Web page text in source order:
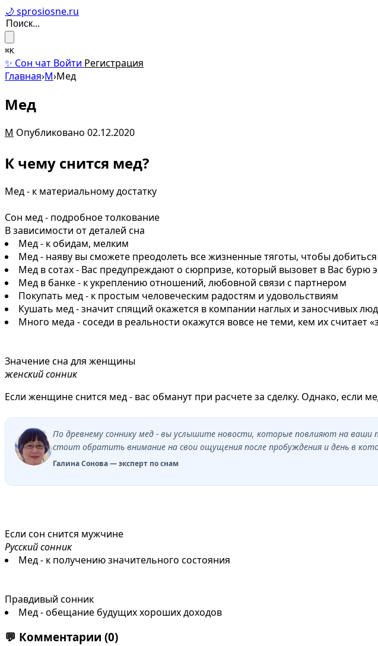
🌙 sprosiosne.ru
⌘K
✨ Сон чат Войти Регистрация
Главная›М›Мед
Мед
М Опубликовано 02.12.2020
К чему снится мед?
Мед - к материальному достатку
Сон мед - подробное толкование
В зависимости от деталей сна
Мед - к обидам, мелким
Мед - наяву вы сможете преодолеть все жизненные тяготы, чтобы
Мед в сотах - Вас предупреждают о сюрпризе, который вызовет в Вас бурю
Мед в банке - к укреплению отношений, любовной связи с партнером
Покупать мед - к простым человеческим радостям и удовольствиям
Кушать мед - значит спящий окажется в компании наглых и заносчивых
Много меда - соседи в реальности окажутся вовсе не теми, кем их считает
Значение сна для женщины
женский сонник
Если женщине снится мед - вас обманут при расчете за сделку. Однако, если
По древнему соннику мед - вы услышите новости, которые повлияют на
стоит обратить внимание на свои ощущения после пробуждения и день в
Галина Сонова — эксперт по снам
Если сон снится мужчине
Русский сонник
Мед - к получению значительного состояния
Правдивый сонник
Мед - обещание будущих хороших доходов
💬 Комментарии (0)